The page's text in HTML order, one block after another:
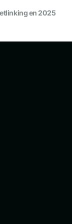
Optimisation et outils
en 2025